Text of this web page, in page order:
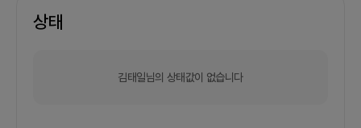
상태
김태일님의 상태값이 없습니다